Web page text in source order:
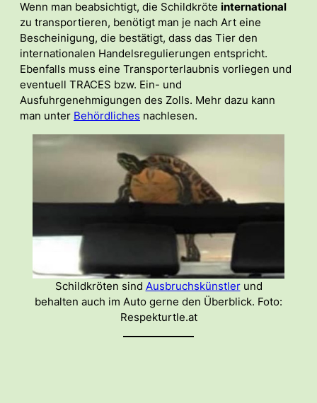
Wenn man beabsichtigt, die Schildkröte international
zu transportieren, benötigt man je nach Art eine
Bescheinigung, die bestätigt, dass das Tier den
internationalen Handelsregulierungen entspricht.
Ebenfalls muss eine Transporterlaubnis vorliegen und
eventuell TRACES bzw. Ein- und
Ausfuhrgenehmigungen des Zolls. Mehr dazu kann
man unter Behördliches nachlesen.
Schildkröten sind Ausbruchskünstlerund
behalten auch im Auto gerne den Überblick. Foto:
Respekturtle.at